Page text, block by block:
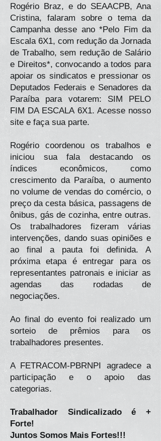
Rogério Braz, e do SEAACPB, Ana
Cristina, falaram sobre o tema da
Campanha desse ano *Pelo Fim da
Escala 6X1, com redução da Jornada
de Trabalho, sem redução de Salário
e Direitos*, convocando a todos para
apoiar os sindicatos e pressionar os
Deputados Federais e Senadores da
Paraíba para votarem: SIM PELO
FIM DA ESCALA 6X1. Acesse nosso
site e faça sua parte.
Rogério coordenou os trabalhos e
iniciou sua fala destacando os
índices econômicos, como
crescimento da Paraíba, o aumento
no volume de vendas do comércio, o
preço da cesta básica, passagens de
ônibus, gás de cozinha, entre outras.
Os trabalhadores fizeram várias
intervenções, dando suas opiniões e
ao final a pauta foi definida. A
próxima etapa é entregar para os
representantes patronais e iniciar as
agendas das rodadas de
negociações.
Ao final do evento foi realizado um
sorteio de prêmios para os
trabalhadores presentes.
A FETRACOM-PBRNPI agradece a
participação e o apoio das
categorias.
Trabalhador Sindicalizado é +
Forte!
Juntos Somos Mais Fortes!!!